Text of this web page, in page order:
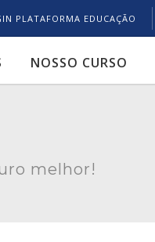
PLATAFORMA EDUCAÇÃO
NOSSO CURSO
melhor!